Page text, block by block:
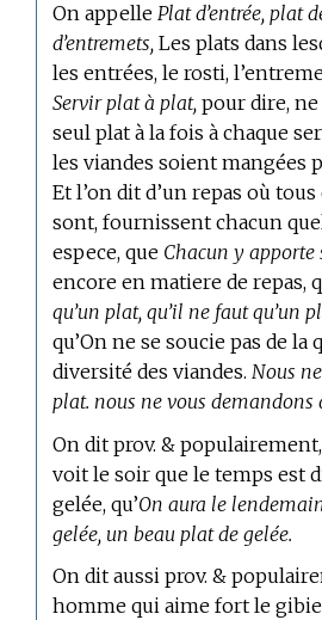
On appellePlat d’entrée, plat
d’entremets, Les plats dans
les entrées, le rosti,
Servir plat à plat, pour dire,
seul plat à la fois à chaque
les viandes soient mangées
Et l’on dit d’un repas où
sont, fournissent chacun
espece, que Chacun y apporte
encoreen matiere de repas,
qu’un plat, qu’il ne faut qu’un
qu’On ne se soucie pas de la
diversité des viandes.Nous
plat. nous ne vous demandons
On dit prov. &
voit le soir que le temps est
gelée, qu’On aura le
gelée, un beau plat de gelée.
On dit aussi prov. &
homme qui aime fort le